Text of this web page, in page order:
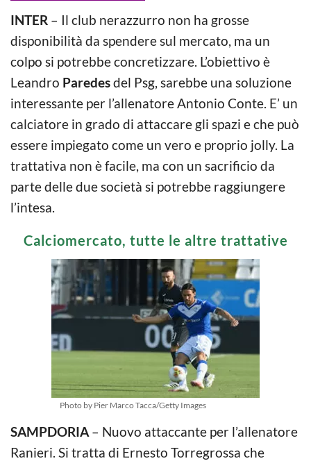
INTER – Il club nerazzurro non ha grosse
disponibilità da spendere sul mercato, ma un
colpo si potrebbe concretizzare. L’obiettivo è
Leandro Paredesdel Psg, sarebbe una soluzione
interessante per l’allenatore Antonio Conte. E’ un
calciatore in grado di attaccare gli spazi e che può
essere impiegato come un vero e proprio jolly. La
trattativa non è facile, ma con un sacrificio da
parte delle due società si potrebbe raggiungere
l’intesa.
Calciomercato, tutte le altre trattative
Photo by Pier Marco Tacca/Getty Images
SAMPDORIA – Nuovo attaccante per l’allenatore
Ranieri. Si tratta di Ernesto Torregrossa che